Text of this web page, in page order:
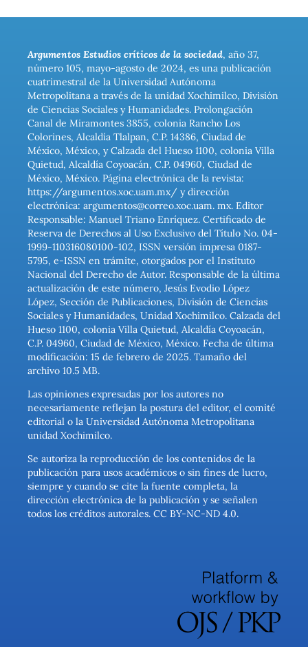
Argumentos Estudios críticos de la sociedad, año 37,
número 105, mayo-agosto de 2024, es una publicación
cuatrimestral de la Universidad Autónoma
Metropolitana a través de la unidad Xochimilco, División
de Ciencias Sociales y Humanidades. Prolongación
Canal de Miramontes 3855, colonia Rancho Los
Colorines, Alcaldía Tlalpan, C.P. 14386, Ciudad de
México, México, y Calzada del Hueso 1100, colonia Villa
Quietud, Alcaldía Coyoacán, C.P. 04960, Ciudad de
México, México. Página electrónica de la revista:
https://argumentos.xoc.uam.mx/ y dirección
electrónica: argumentos@correo.xoc.uam. mx. Editor
Responsable: Manuel Triano Enríquez. Certificado de
Reserva de Derechos al Uso Exclusivo del Título No. 04-
1999-110316080100-102, ISSN versión impresa 0187-
5795, e-ISSN en trámite, otorgados por el Instituto
Nacional del Derecho de Autor. Responsable de la última
actualización de este número, Jesús Evodio López
López, Sección de Publicaciones, División de Ciencias
Sociales y Humanidades, Unidad Xochimilco. Calzada del
Hueso 1100, colonia Villa Quietud, Alcaldía Coyoacán,
C.P. 04960, Ciudad de México, México. Fecha de última
modificación: 15 de febrero de 2025. Tamaño del
archivo 10.5 MB.
Las opiniones expresadas por los autores no
necesariamente reflejan la postura del editor, el comité
editorial o la Universidad Autónoma Metropolitana
unidad Xochimilco.
Se autoriza la reproducción de los contenidos de la
publicación para usos académicos o sin fines de lucro,
siempre y cuando se cite la fuente completa, la
dirección electrónica de la publicación y se señalen
todos los créditos autorales. CC BY-NC-ND 4.0.